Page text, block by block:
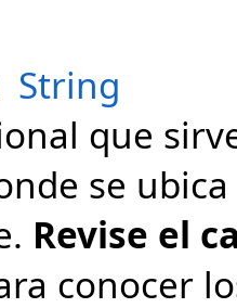
String
que
se
Revise el
conocer